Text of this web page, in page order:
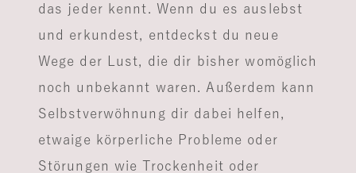
das jeder kennt. Wenn du es auslebst
und erkundest, entdeckst du neue
Wege der Lust, die dir bisher womöglich
noch unbekannt waren. Außerdem kann
Selbstverwöhnung dir dabei helfen,
etwaige körperliche Probleme oder
Störungen wie Trockenheit oder